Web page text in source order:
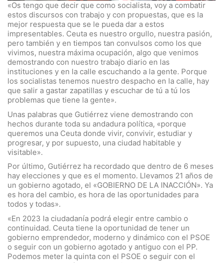
«Os tengo que decir que como socialista, voy a combatir
estos discursos con trabajo y con propuestas, que es la
mejor respuesta que se le pueda dar a estos
impresentables. Ceuta es nuestro orgullo, nuestra pasión,
pero también y en tiempos tan convulsos como los que
vivimos, nuestra máxima ocupación, algo que venimos
demostrando con nuestro trabajo diario en las
instituciones y en la calle escuchando a la gente. Porque
los socialistas tenemos nuestro despacho en la calle, hay
que salir a gastar zapatillas y escuchar de tú a tú los
problemas que tiene la gente».
Unas palabras que Gutiérrez viene demostrando con
hechos durante toda su andadura política, «porque
queremos una Ceuta donde vivir, convivir, estudiar y
progresar, y por supuesto, una ciudad habitable y
visitable».
Por último, Gutiérrez ha recordado que dentro de 6 meses
hay elecciones y que es el momento. Llevamos 21 años de
un gobierno agotado, el «GOBIERNO DE LA INACCIÓN». Ya
es hora del cambio, es hora de las oportunidades para
todos y todas».
«En 2023 la ciudadanía podrá elegir entre cambio o
continuidad. Ceuta tiene la oportunidad de tener un
gobierno emprendedor, moderno y dinámico con el PSOE
o seguir con un gobierno agotado y antiguo con el PP.
Podemos meter la quinta con el PSOE o seguir con el